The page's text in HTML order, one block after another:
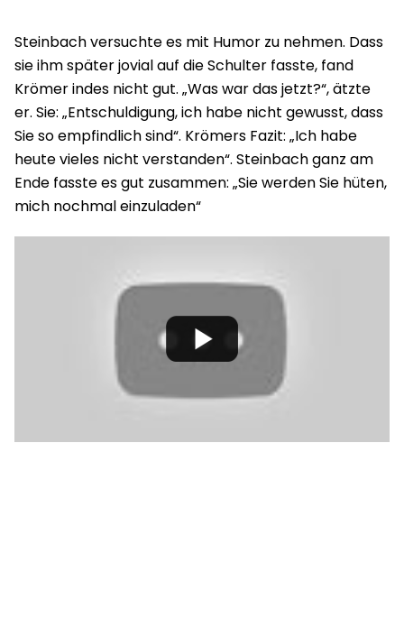
Steinbach versuchte es mit Humor zu nehmen. Dass
sie ihm später jovial auf die Schulter fasste, fand
Krömer indes nicht gut. „Was war das jetzt?“, ätzte
er. Sie: „Entschuldigung, ich habe nicht gewusst, dass
Sie so empfindlich sind“. Krömers Fazit: „Ich habe
heute vieles nicht verstanden“. Steinbach ganz am
Ende fasste es gut zusammen: „Sie werden Sie hüten,
mich nochmal einzuladen“